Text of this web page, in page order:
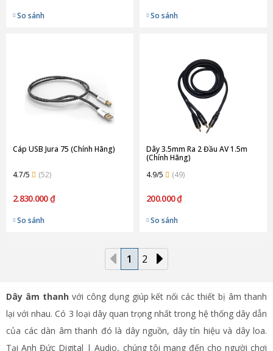
So sánh So sánh
Cáp USB Jura 75 (Chính Hãng)
4.7/5 (52)
2.830.000 ₫
So sánh
Dây 3.5mm Ra 2 Đầu AV 1.5m
(Chính Hãng)
4.9/5
(49)
200.000 ₫
So sánh
1 2
Dây âm thanh với công dụng giúp kết nối các thiết bị âm thanh
lại với nhau. Có 3 loại dây quan trọng nhất trong hệ thống dây dẫn
của các dàn âm thanh đó là dây nguồn, dây tín hiệu và dây loa.
Tại Anh Đức Digital | Audio, chúng tôi mang đến cho người chơi